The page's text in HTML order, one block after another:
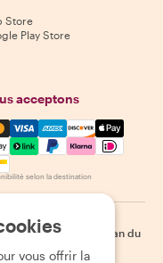
Store
Play Store
acceptons
Visa, Amex,
selon la destination
| Cookies
Plan du
vous offrir la